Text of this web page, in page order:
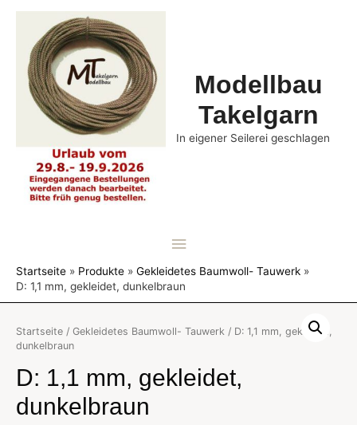
Modellbau
Takelgarn
In eigener Seilerei geschlagen
Hauptmenü
Startseite Produkte
Gekleidetes Baumwoll- Tauwerk
D: 1,1 mm, gekleidet, dunkelbraun
Startseite / Gekleidetes Baumwoll- Tauwerk / D: 1,1 mm, gekleidet,
dunkelbraun
D: 1,1 mm, gekleidet,
dunkelbraun